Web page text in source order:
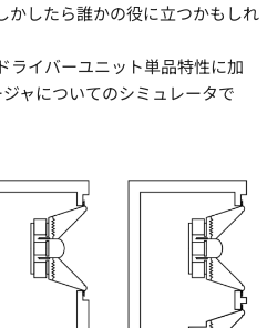
かしたら誰かの役に立つかもしれ
イバーユニット単品特性に加
ャについてのシミュレータで